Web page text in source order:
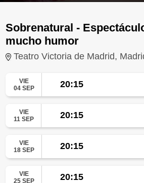
Sobrenatural -
mucho humor
Teatro Victoria de Madrid,
VIE
04 SEP
20:15
VIE
11 SEP
20:15
VIE
18 SEP
20:15
VIE
25 SEP
20:15